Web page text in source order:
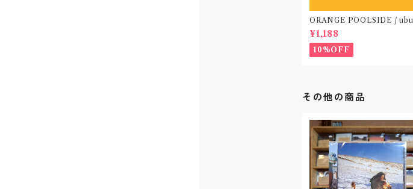
ORANGE POOLSIDE / ubu
(CD作品)〝神奈川・厚木〟
¥1,188
10%OFF
その他の商品